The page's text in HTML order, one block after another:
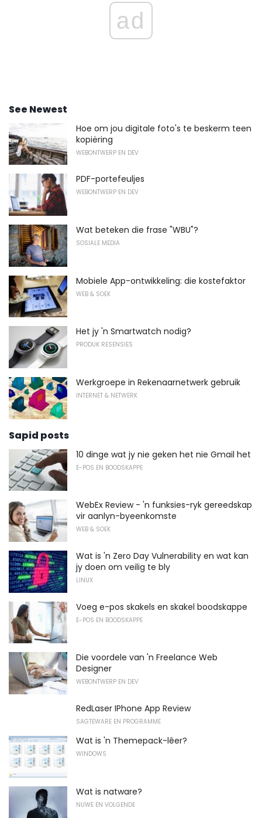
ad
See Newest
Hoe om jou digitale foto's te beskerm teen
kopiëring
WEBONTWERP EN DEV
PDF-portefeuljes
WEBONTWERP EN DEV
Wat beteken die frase "WBU"?
SOSIALE MEDIA
Mobiele App-ontwikkeling: die kostefaktor
WEB & SOEK
Het jy 'n Smartwatch nodig?
PRODUK RESENSIES
Werkgroepe in Rekenaarnetwerk gebruik
INTERNET & NETWERK
Sapid posts
10 dinge wat jy nie geken het nie Gmail het
E-POS EN BOODSKAPPE
WebEx Review - 'n funksies-ryk gereedskap
vir aanlyn-byeenkomste
WEB & SOEK
Wat is 'n Zero Day Vulnerability en wat kan
jy doen om veilig te bly
LINUX
Voeg e-pos skakels en skakel boodskappe
E-POS EN BOODSKAPPE
Die voordele van 'n Freelance Web
Designer
WEBONTWERP EN DEV
RedLaser IPhone App Review
SAGTEWARE EN PROGRAMME
Wat is 'n Themepack-lêer?
WINDOWS
Wat is natware?
NUWE EN VOLGENDE